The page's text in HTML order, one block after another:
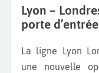
Lyon –
porte
La ligne Lyon Londres Southend s’installe comme
une nouvelle